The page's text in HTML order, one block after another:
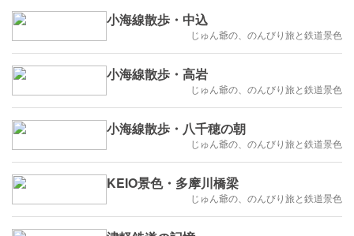
小海線散歩・中込
じゅん爺の、のんびり旅と鉄道景色
小海線散歩・高岩
じゅん爺の、のんびり旅と鉄道景色
小海線散歩・八千穂の朝
じゅん爺の、のんびり旅と鉄道景色
KEIO景色・多摩川橋梁
じゅん爺の、のんびり旅と鉄道景色